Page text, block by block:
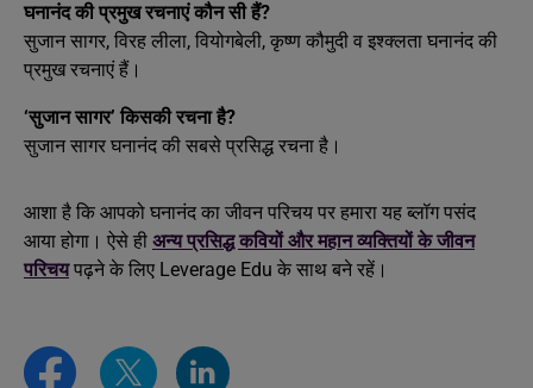
घनानंद की प्रमुख रचनाएं कौन सी हैं?
सुजान सागर, विरह लीला, वियोगबेली, कृष्ण कौमुदी व इश्क्लता घनानंद की
प्रमुख रचनाएं हैं।
‘सुजान सागर’ किसकी रचना है?
सुजान सागर घनानंद की सबसे प्रसिद्ध रचना है।
आशा है कि आपको घनानंद का जीवन परिचय पर हमारा यह ब्लॉग पसंद
आया होगा। ऐसे ही अन्य प्रसिद्ध कवियों और महान व्यक्तियों के जीवन
परिचयपढ़ने के लिए Leverage Edu के साथ बने रहें।